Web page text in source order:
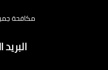
مكافحة